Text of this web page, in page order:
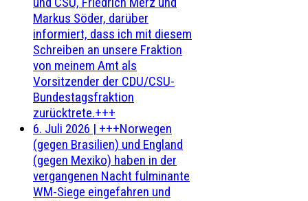
Markus Söder, darüber
informiert, dass ich mit diesem
Schreiben an unsere Fraktion
von meinem Amt als
Vorsitzender der CDU/CSU-
Bundestagsfraktion
zurücktrete.+++
6. Juli 2026 | +++Norwegen
(gegen Brasilien) und England
(gegen Mexiko) haben in der
vergangenen Nacht fulminante
WM-Siege eingefahren und